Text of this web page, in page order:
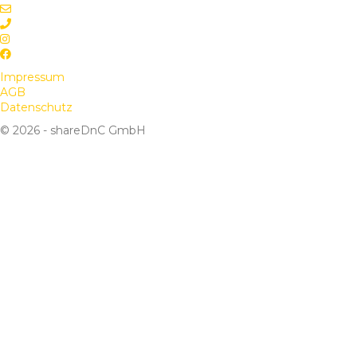
Impressum
AGB
Datenschutz
© 2026 - shareDnC GmbH